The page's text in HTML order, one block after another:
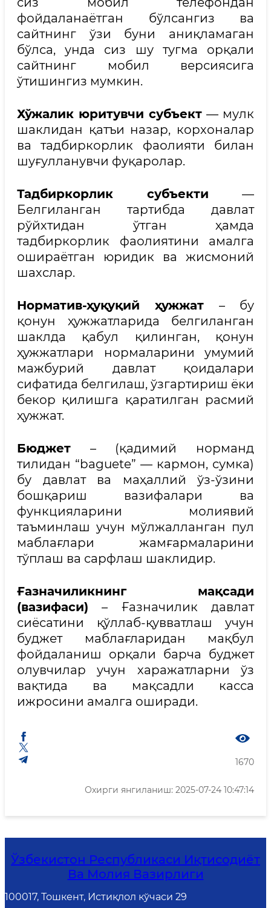
фойдаланаётган бўлсангиз ва
сайтнинг ўзи буни аниқламаган
бўлса, унда сиз шу тугма орқали
сайтнинг мобил версиясига
ўтишингиз мумкин.
Хўжалик юритувчи субъект — мулк
шаклидан қатъи назар, корхоналар
ва тадбиркорлик фаолияти билан
шуғулланувчи фуқаролар.
Тадбиркорлик субъекти —
Белгиланган тартибда давлат
рўйхтидан ўтган ҳамда
тадбиркорлик фаолиятини амалга
ошираётган юридик ва жисмоний
шахслар.
Норматив-ҳуқуқий ҳужжат – бу
қонун ҳужжатларида белгиланган
шаклда қабул қилинган, қонун
ҳужжатлари нормаларини умумий
мажбурий давлат қоидалари
сифатида белгилаш, ўзгартириш ёки
бекор қилишга қаратилган расмий
ҳужжат.
Бюджет – (қадимий норманд
тилидан “baguete” — кармон, сумка)
бу давлат ва маҳаллий ўз-ўзини
бошқариш вазифалари ва
функцияларини молиявий
таъминлаш учун мўлжалланган пул
маблағлари жамғармаларини
тўплаш ва сарфлаш шаклидир.
Ғазначиликнинг мақсади
(вазифаси) – Ғазначилик давлат
сиёсатини қўллаб-қувватлаш учун
буджет маблағларидан мақбул
фойдаланиш орқали барча буджет
олувчилар учун харажатларни ўз
вақтида ва мақсадли касса
ижросини амалга оширади.
1670
Охирги янгиланиш: 2025-07-24 10:47:14
Ўзбекистон Республикаси Иқтисодиёт
Ва Молия Вазирлиги
100017, Тошкент, Истиқлол кўчаси 29